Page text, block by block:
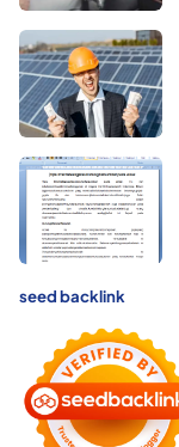
seed backlink